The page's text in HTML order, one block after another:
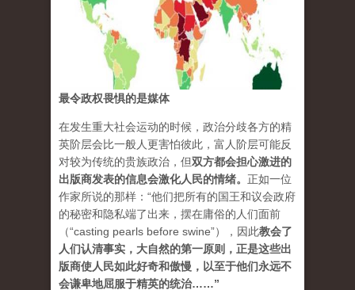
最令政权畏惧的是媒体
在发生重大社会运动的时候，政治分歧各方的精
英阶层会比一般人更害怕彼此，富人阶层可能反
对较为传统的贵族政治，但双方都会担心激进的
出版商发表的信息会激化人民的情绪。 正如一位
作家所说的那样：“他们把所有的国王和议会政府
的秘密和隐私端了出来，摆在庸俗的人们面前
（“casting pearls before swine”），因此教会了
人们认清事实，大自然的第一原则，正是这些出
版商使人民如此好奇和傲慢，以至于他们永远不
会谦卑地屈服于精英的统治……”